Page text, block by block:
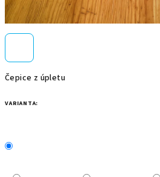
Čepice z úpletu
VARIANTA: